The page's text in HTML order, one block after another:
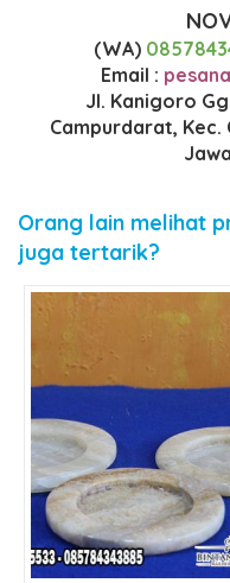
(WA)
Email :
Jl. Kanigoro
Campurdarat, Kec.
Orang lain melihat
juga tertarik?